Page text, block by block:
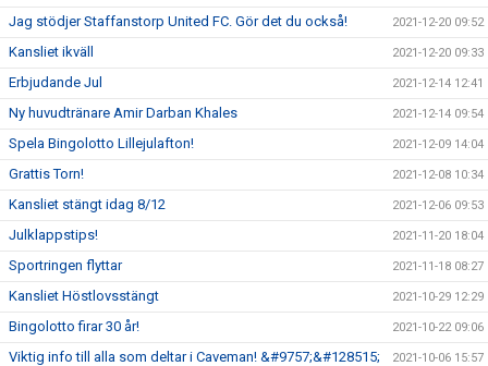
Jag stödjer Staffanstorp United FC. Gör det du också! 2021-12-20 09:52
Kansliet ikväll 2021-12-20 09:33
Erbjudande Jul 2021-12-14 12:41
Ny huvudtränare Amir Darban Khales 2021-12-14 09:54
Spela Bingolotto Lillejulafton! 2021-12-09 14:04
Grattis Torn! 2021-12-08 10:34
Kansliet stängt idag 8/12 2021-12-06 09:53
Julklappstips! 2021-11-20 18:04
Sportringen flyttar 2021-11-18 08:27
Kansliet Höstlovsstängt 2021-10-29 12:29
Bingolotto firar 30 år! 2021-10-22 09:06
Viktig info till alla som deltar i Caveman! &#9757;&#128515; 2021-10-06 15:57